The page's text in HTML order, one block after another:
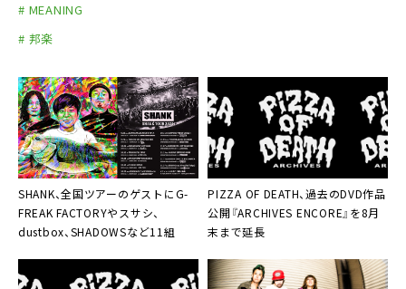
# MEANING
# 邦楽
SHANK、全国ツアーのゲストにG-
FREAK FACTORYやスサシ、
dustbox、SHADOWSなど11組
PIZZA OF DEATH、過去のDVD作品
公開『ARCHIVES ENCORE』を8月
末まで延長